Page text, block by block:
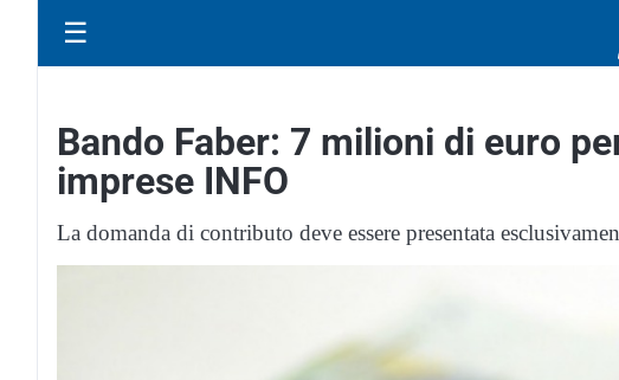
☰
Bando Faber: 7 milioni di euro
imprese INFO
La domanda di contributo deve essere presentata